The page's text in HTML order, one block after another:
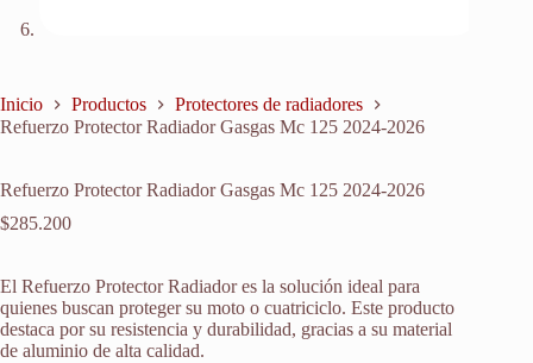
Inicio Productos
Protectores de radiadores
Refuerzo Protector Radiador Gasgas Mc 125 2024-2026
Refuerzo Protector Radiador Gasgas Mc 125 2024-2026
$285.200
El Refuerzo Protector Radiador es la solución ideal para
quienes buscan proteger su moto o cuatriciclo. Este producto
destaca por su resistencia y durabilidad, gracias a su material
de aluminio de alta calidad.